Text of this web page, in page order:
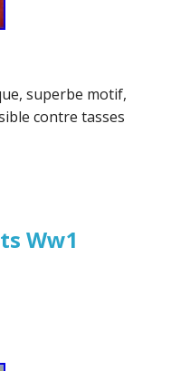
superbe motif,
contre tasses
Ww1